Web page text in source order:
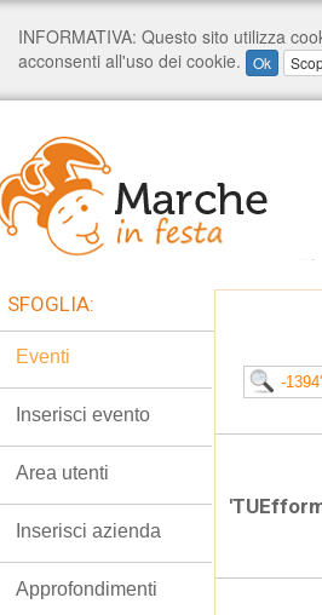
SFOGLIA:
Eventi
Inserisci evento
Area utenti
Inserisci azienda
Approfondimenti